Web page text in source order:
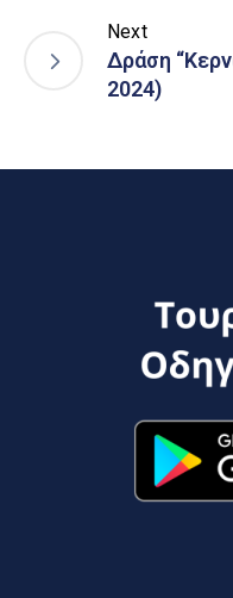
Next
Δράση
2024)